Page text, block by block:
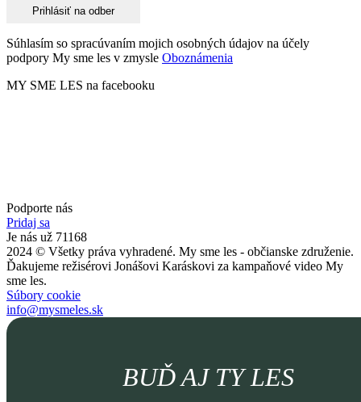
Súhlasím so spracúvaním mojich osobných údajov na účely
podpory My sme les v zmysle Oboznámenia
MY SME LES na facebooku
Podporte nás
Pridaj sa
Je nás už 71168
2024 © Všetky práva vyhradené. My sme les - občianske združenie.
Ďakujeme režisérovi Jonášovi Karáskovi za kampaňové video My
sme les.
Súbory cookie
info@mysmeles.sk
BUĎ AJ TY LES